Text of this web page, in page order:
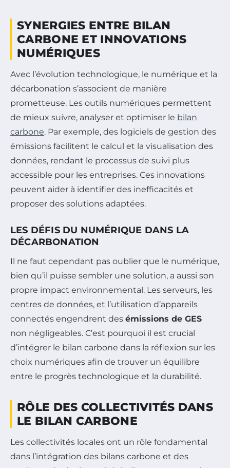
SYNERGIES ENTRE BILAN
CARBONE ET INNOVATIONS
NUMÉRIQUES
Avec l’évolution technologique, le numérique et la
décarbonation s’associent de manière
prometteuse. Les outils numériques permettent
de mieux suivre, analyser et optimiser le bilan
carbone. Par exemple, des logiciels de gestion des
émissions facilitent le calcul et la visualisation des
données, rendant le processus de suivi plus
accessible pour les entreprises. Ces innovations
peuvent aider à identifier des inefficacités et
proposer des solutions adaptées.
LES DÉFIS DU NUMÉRIQUE DANS LA
DÉCARBONATION
Il ne faut cependant pas oublier que le numérique,
bien qu’il puisse sembler une solution, a aussi son
propre impact environnemental. Les serveurs, les
centres de données, et l’utilisation d’appareils
connectés engendrent des émissions de GES
non négligeables. C’est pourquoi il est crucial
d’intégrer le bilan carbone dans la réflexion sur les
choix numériques afin de trouver un équilibre
entre le progrès technologique et la durabilité.
RÔLE DES COLLECTIVITÉS DANS
LE BILAN CARBONE
Les collectivités locales ont un rôle fondamental
dans l’intégration des bilans carbone et des